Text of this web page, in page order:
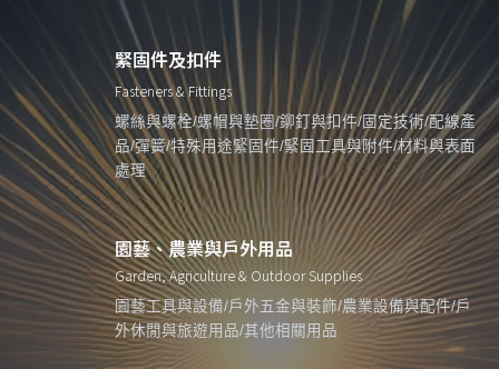
緊固件及扣件
Fasteners & Fittings
螺絲與螺栓/螺帽與墊圈/鉚釘與扣件/固定技術/配線產
品/彈簧/特殊用途緊固件/緊固工具與附件/材料與表面
處理
園藝、農業與戶外用品
Garden, Agriculture & Outdoor Supplies
園藝工具與設備/戶外五金與裝飾/農業設備與配件/戶
外休閒與旅遊用品/其他相關用品